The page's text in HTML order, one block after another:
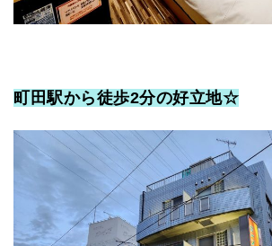
町田駅から徒歩2分の好立地☆